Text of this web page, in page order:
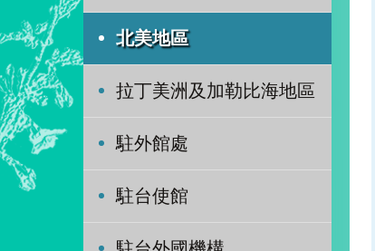
北美地區
拉丁美洲及加勒比海地區
駐外館處
駐台使館